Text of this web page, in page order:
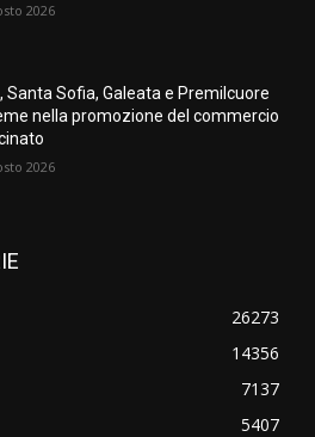
2026
Santa Sofia, Galeata e Premilcuore
nella promozione del commercio
2026
26273
14356
7137
5407